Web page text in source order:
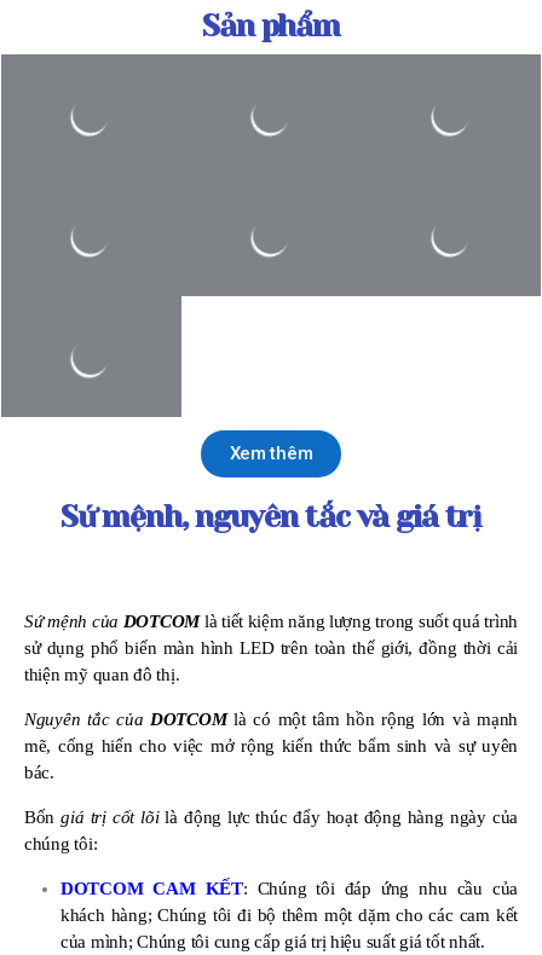
Sản phẩm
Xem thêm
Sứ mệnh, nguyên tắc và giá trị
Sứ mệnh của DOTCOMlà tiết kiệm năng lượng trong suốt quá trình
sử dụng phổ biến màn hình LED trên toàn thế giới, đồng thời cải
thiện mỹ quan đô thị.
Nguyên tắc của DOTCOMlà có một tâm hồn rộng lớn và mạnh
mẽ, cống hiến cho việc mở rộng kiến ​​thức bẩm sinh và sự uyên
bác.
Bốngiá trị cốt lõilà động lực thúc đẩy hoạt động hàng ngày của
chúng tôi:
DOTCOM CAM KẾT: Chúng tôi đáp ứng nhu cầu của
khách hàng; Chúng tôi đi bộ thêm một dặm cho các cam kết
của mình; Chúng tôi cung cấp giá trị hiệu suất giá tốt nhất.